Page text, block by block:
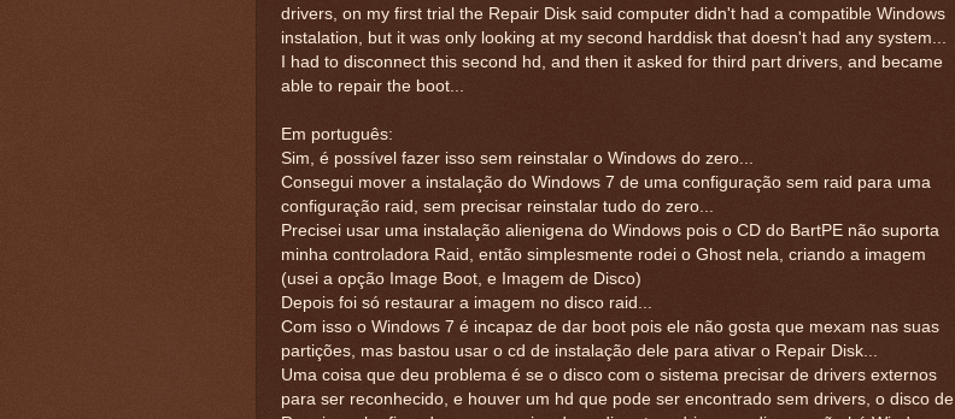
drivers, on my first trial the Repair Disk said computer didn't had a compatible Windows
instalation, but it was only looking at my second harddisk that doesn't had any system...
I had to disconnect this second hd, and then it asked for third part drivers, and became
able to repair the boot...
Em português:
Sim, é possível fazer isso sem reinstalar o Windows do zero...
Consegui mover a instalação do Windows 7 de uma configuração sem raid para uma
configuração raid, sem precisar reinstalar tudo do zero...
Precisei usar uma instalação alienigena do Windows pois o CD do BartPE não suporta
minha controladora Raid, então simplesmente rodei o Ghost nela, criando a imagem
(usei a opção Image Boot, e Imagem de Disco)
Depois foi só restaurar a imagem no disco raid...
Com isso o Windows 7 é incapaz de dar boot pois ele não gosta que mexam nas suas
partições, mas bastou usar o cd de instalação dele para ativar o Repair Disk...
Uma coisa que deu problema é se o disco com o sistema precisar de drivers externos
para ser reconhecido, e houver um hd que pode ser encontrado sem drivers, o disco de